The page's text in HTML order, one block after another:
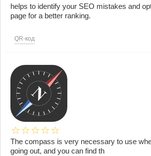
helps to identify your SEO mistakes and
page for a better ranking.
QR-код
The compass is very necessary to use
going out, and you can find th